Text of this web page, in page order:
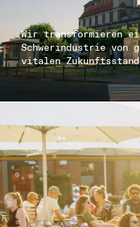
Wir transformieren
Schwerindustrie von
vitalen